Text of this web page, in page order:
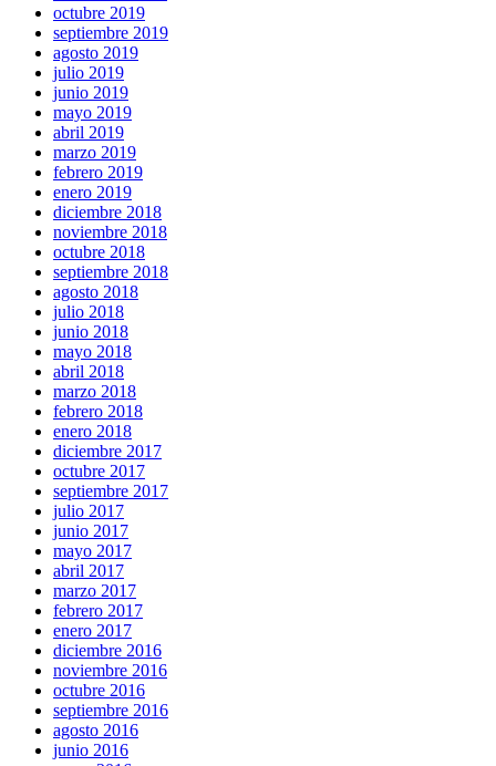
octubre 2019
septiembre 2019
agosto 2019
julio 2019
junio 2019
mayo 2019
abril 2019
marzo 2019
febrero 2019
enero 2019
diciembre 2018
noviembre 2018
octubre 2018
septiembre 2018
agosto 2018
julio 2018
junio 2018
mayo 2018
abril 2018
marzo 2018
febrero 2018
enero 2018
diciembre 2017
octubre 2017
septiembre 2017
julio 2017
junio 2017
mayo 2017
abril 2017
marzo 2017
febrero 2017
enero 2017
diciembre 2016
noviembre 2016
octubre 2016
septiembre 2016
agosto 2016
junio 2016